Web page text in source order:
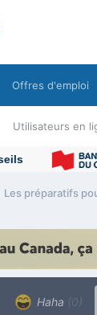
Utilisateurs en
Offres d'emploi
Les préparatifs
Haha (0)